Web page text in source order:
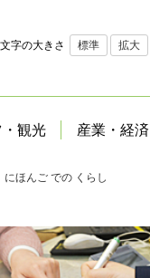
文字の大きさ 標準 拡大
観光 産業・経
ほんご での くらし